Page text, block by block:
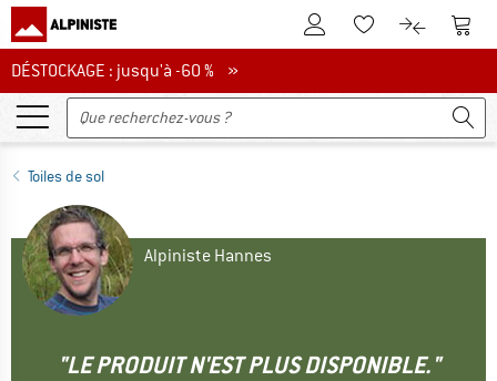
Vers le compte client
Vers la liste
Vers le
DÉSTOCKAGE : jusqu'à -60 %
DÉSTOCKAGE : jusqu'à -60 % »
Toiles de sol
Alpiniste Hannes
"LE PRODUIT N'EST PLUS DISPONIBLE."